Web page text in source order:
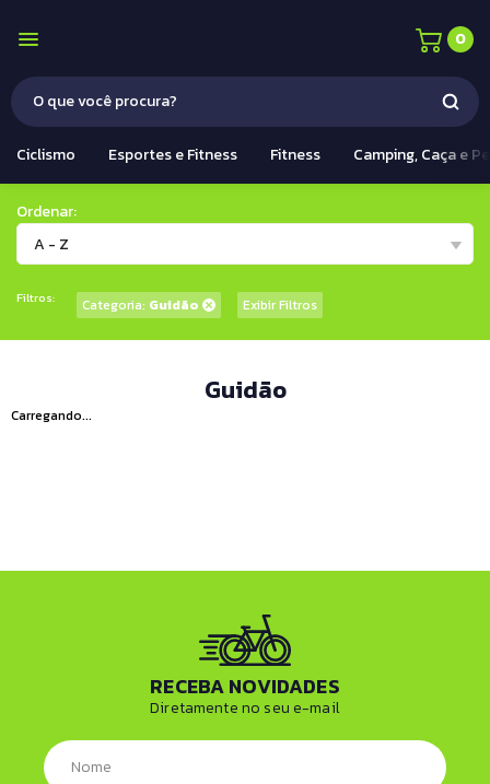
0
Ciclismo Esportes e Fitness Fitness Camping, Caça e
Ordenar:
A - Z
Filtros: Categoria: Guidão Exibir Filtros
Guidão
Carregando...
RECEBA NOVIDADES
Diretamente no seu e-mail